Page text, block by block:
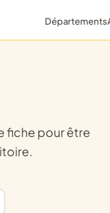
Départements